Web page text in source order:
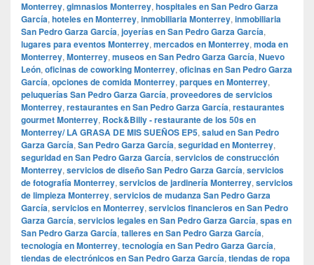
Monterrey, gimnasios Monterrey, hospitales en San Pedro Garza
García, hoteles en Monterrey, inmobiliaria Monterrey, inmobiliaria
San Pedro Garza García, joyerías en San Pedro Garza García,
lugares para eventos Monterrey, mercados en Monterrey, moda en
Monterrey, Monterrey, museos en San Pedro Garza García, Nuevo
León, oficinas de coworking Monterrey, oficinas en San Pedro Garza
García, opciones de comida Monterrey, parques en Monterrey,
peluquerías San Pedro Garza García, proveedores de servicios
Monterrey, restaurantes en San Pedro Garza García, restaurantes
gourmet Monterrey, Rock&Billy - restaurante de los 50s en
Monterrey/ LA GRASA DE MIS SUEÑOS EP5, salud en San Pedro
Garza García, San Pedro Garza García, seguridad en Monterrey,
seguridad en San Pedro Garza García, servicios de construcción
Monterrey, servicios de diseño San Pedro Garza García, servicios
de fotografía Monterrey, servicios de jardinería Monterrey, servicios
de limpieza Monterrey, servicios de mudanza San Pedro Garza
García, servicios en Monterrey, servicios financieros en San Pedro
Garza García, servicios legales en San Pedro Garza García, spas en
San Pedro Garza García, talleres en San Pedro Garza García,
tecnología en Monterrey, tecnología en San Pedro Garza García,
tiendas de electrónicos en San Pedro Garza García, tiendas de ropa